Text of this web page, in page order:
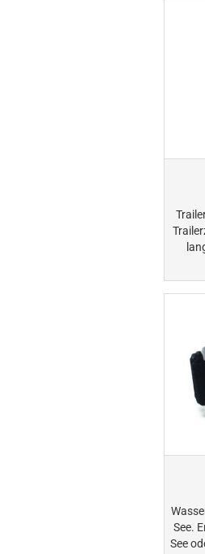
See. Entdecken Sie Wassersport-Sonnenbrillen, die Ihre Augen auf See,
See oder